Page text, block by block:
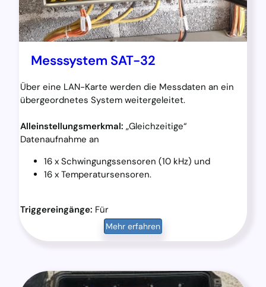
Messsystem SAT-32
Über eine LAN-Karte werden die Messdaten an ein
übergeordnetes System weitergeleitet.
Alleinstellungsmerkmal: „Gleichzeitige“
Datenaufnahme an
16 x Schwingungssensoren (10 kHz) und
16 x Temperatursensoren.
Triggereingänge: Für
Mehr erfahren